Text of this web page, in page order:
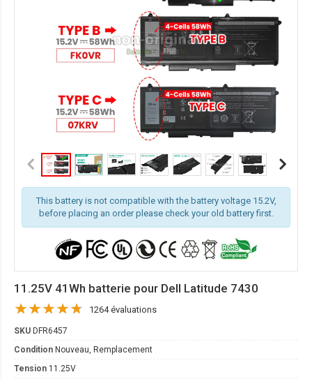
This battery is not compatible with the battery voltage 15.2V,
before placing an order please check your old battery first.
11.25V 41Wh batterie pour Dell Latitude 7430
1264 évaluations
SKU DFR6457
Condition Nouveau, Remplacement
Tension 11.25V